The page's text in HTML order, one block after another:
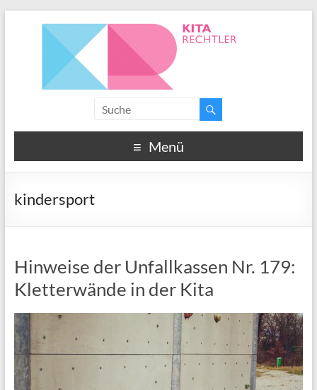
Menü
kindersport
Hinweise der Unfallkassen Nr. 179:
Kletterwände in der Kita